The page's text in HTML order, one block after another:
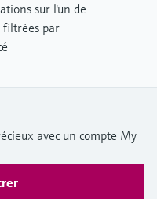
sur l'un de
filtrées par
avec un compte My